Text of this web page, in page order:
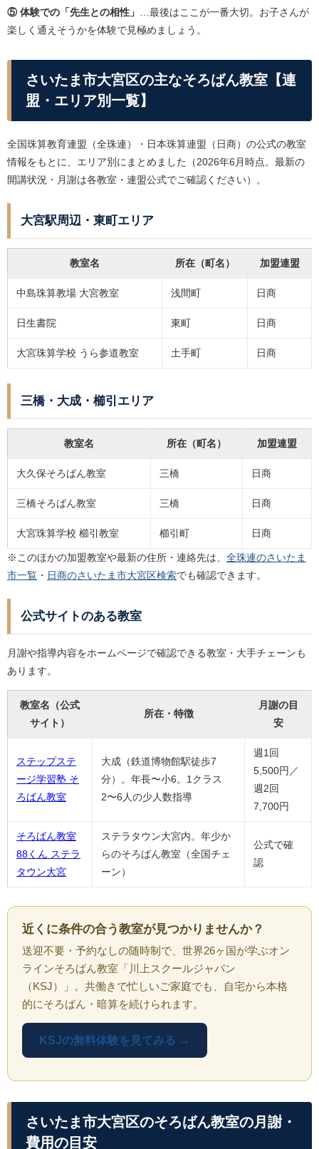
⑤ 体験での「先生との相性」
…最後はここが一番大切。お子さんが
楽しく通えそうかを体験で見極めましょう。
さいたま市大宮区の主なそろばん教室【連
盟・エリア別一覧】
全国珠算教育連盟（全珠連）・日本珠算連盟（日商）の公式の教室
情報をもとに、エリア別にまとめました（2026年6月時点。最新の
開講状況・月謝は各教室・連盟公式でご確認ください）。
大宮駅周辺・東町エリア
教室名 所在（町名） 加盟連盟
中島珠算教場 大宮教室 浅間町 日商
日生書院 東町 日商
大宮珠算学校 うら参道教室 土手町 日商
三橋・大成・櫛引エリア
教室名 所在（町名） 加盟連盟
大久保そろばん教室 三橋 日商
三橋そろばん教室 三橋 日商
大宮珠算学校 櫛引教室 櫛引町 日商
※このほかの加盟教室や最新の住所・連絡先は、 全珠連のさいたま
市一覧 ・ 日商のさいたま市大宮区検索でも確認できます。
公式サイトのある教室
月謝や指導内容をホームページで確認できる教室・大手チェーンも
あります。
教室名（公式
サイト）
所在・特徴
月謝の目
安
ステップステ
ージ学習塾 そ
ろばん教室
大成（鉄道博物館駅徒歩7
分）。年長〜小6。1クラス
2〜6人の少人数指導
週1回
5,500円／
週2回
7,700円
そろばん教室
88くん ステラ
タウン大宮
ステラタウン大宮内。年少か
らのそろばん教室（全国チェ
ーン）
公式で確
認
近くに条件の合う教室が見つかりませんか？
送迎不要・予約なしの随時制で、世界26ヶ国が学ぶオン
ラインそろばん教室「川上スクールジャパン
（KSJ）」。共働きで忙しいご家庭でも、自宅から本格
的にそろばん・暗算を続けられます。
KSJの無料体験を見てみる →
さいたま市大宮区のそろばん教室の月謝・
費用の目安